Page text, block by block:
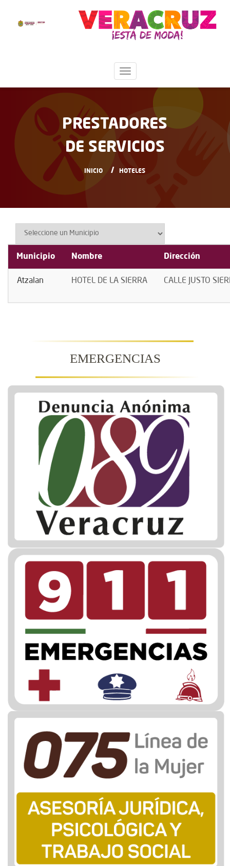
PRESTADORES
DE SERVICIOS
INICIO HOTELES
Municipio Nombre Dirección
Atzalan HOTEL DE LA SIERRA CALLE JUSTO
EMERGENCIAS